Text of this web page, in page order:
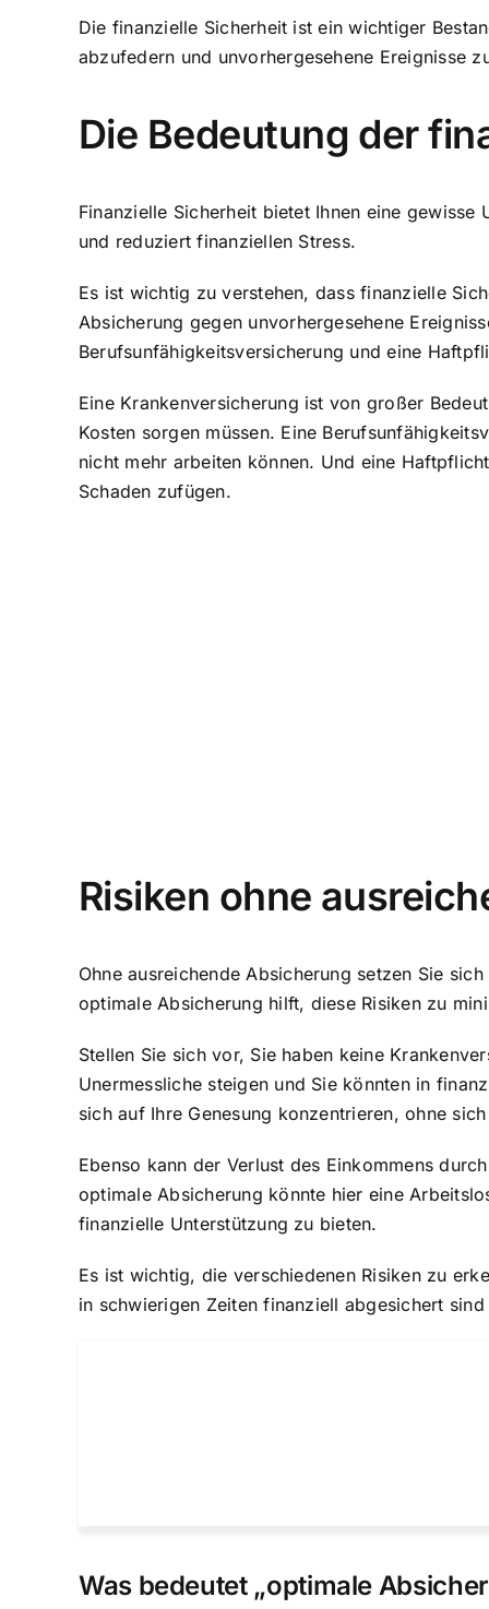
Die finanzielle Sicherheit ist ein wichtiger
abzufedern und unvorhergesehene Ereignisse
Die Bedeutung der
Finanzielle Sicherheit bietet Ihnen eine
und reduziert finanziellen Stress.
Es ist wichtig zu verstehen, dass finanzielle
Absicherung gegen unvorhergesehene
Berufsunfähigkeitsversicherung und eine
Eine Krankenversicherung ist von großer
Kosten sorgen müssen. Eine
nicht mehr arbeiten können. Und eine
Schaden zufügen.
Risiken ohne
Ohne ausreichende Absicherung setzen Sie
optimale Absicherung hilft, diese Risiken zu
Stellen Sie sich vor, Sie haben keine
Unermessliche steigen und Sie könnten in
sich auf Ihre Genesung konzentrieren, ohne
Ebenso kann der Verlust des Einkommens
optimale Absicherung könnte hier eine
finanzielle Unterstützung zu bieten.
Es ist wichtig, die verschiedenen Risiken zu
in schwierigen Zeiten finanziell abgesichert
Was bedeutet „optimale